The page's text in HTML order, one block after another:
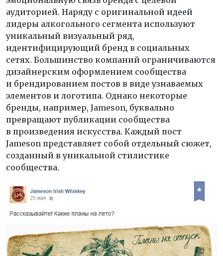
аудиторией. Наряду с оригинальной идеей
лидеры алкогольного сегмента используют
уникальный визуальный ряд,
идентифицирующий бренд в социальных
сетях. Большинство компаний ограничиваются
дизайнерским оформлением сообщества
и брендированием постов в виде узнаваемых
элементов и логотипа. Однако некоторые
бренды, например, Jameson, буквально
превращают публикации сообщества
в произведения искусства. Каждый пост
Jameson представляет собой отдельный сюжет,
созданный в уникальной стилистике
сообщества.